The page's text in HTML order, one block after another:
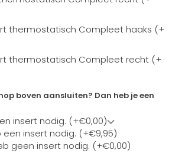
thermostatisch Compleet haaks (+
thermostatisch Compleet recht (+
boven aansluiten? Dan heb je een
insert nodig. (+€0,00)
een insert nodig. (+€9,95)
geen insert nodig. (+€0,00)